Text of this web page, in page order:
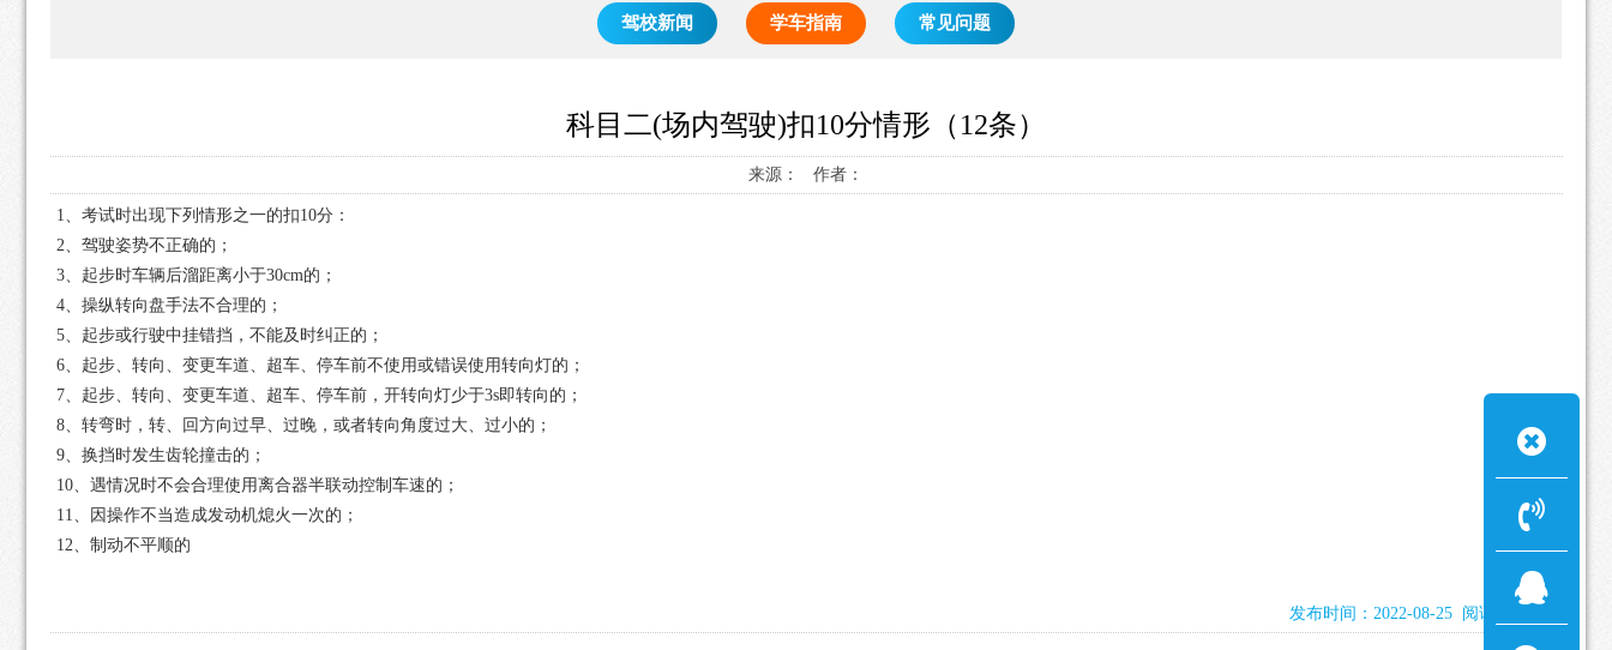
驾校新闻 学车指南 常见问题
科目二(场内驾驶)扣10分情形（12条）
来源： 作者：
1、考试时出现下列情形之一的扣10分：
2、驾驶姿势不正确的；
3、起步时车辆后溜距离小于30cm的；
4、操纵转向盘手法不合理的；
5、起步或行驶中挂错挡，不能及时纠正的；
6、起步、转向、变更车道、超车、停车前不使用或错误使用转向灯的；
7、起步、转向、变更车道、超车、停车前，开转向灯少于3s即转向的；
8、转弯时，转、回方向过早、过晚，或者转向角度过大、过小的；
9、换挡时发生齿轮撞击的；
10、遇情况时不会合理使用离合器半联动控制车速的；
11、因操作不当造成发动机熄火一次的；
12、制动不平顺的
发布时间：2022-08-25 阅读：2454次